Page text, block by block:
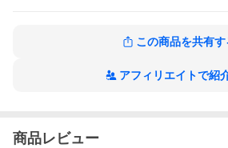
この商品を共有す
アフィリエイトで紹
商品レビュー